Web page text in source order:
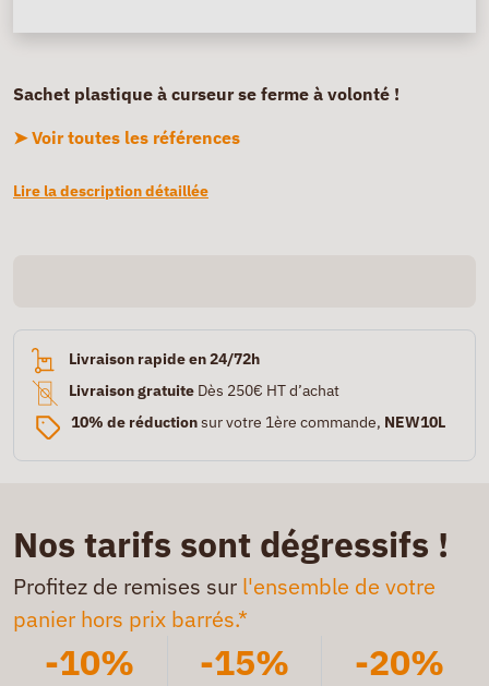
Sachet plastique à curseur se ferme à volonté !
➤ Voir toutes les références
Lire la description détaillée
Livraison rapide en 24/72h
Livraison gratuite Dès 250€ HT d’achat
10% de réductionsur votre 1ère commande, NEW10L
Nos tarifs sont dégressifs !
Profitez de remises sur l'ensemble de votre
panier hors prix barrés.*
-10% -15% -20%